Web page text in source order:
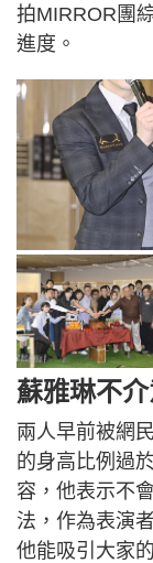
拍MIRROR團
進度。
蘇雅琳不
兩人早前被網
的身高比例過
容，他表示不
法，作為表演
他能吸引大家